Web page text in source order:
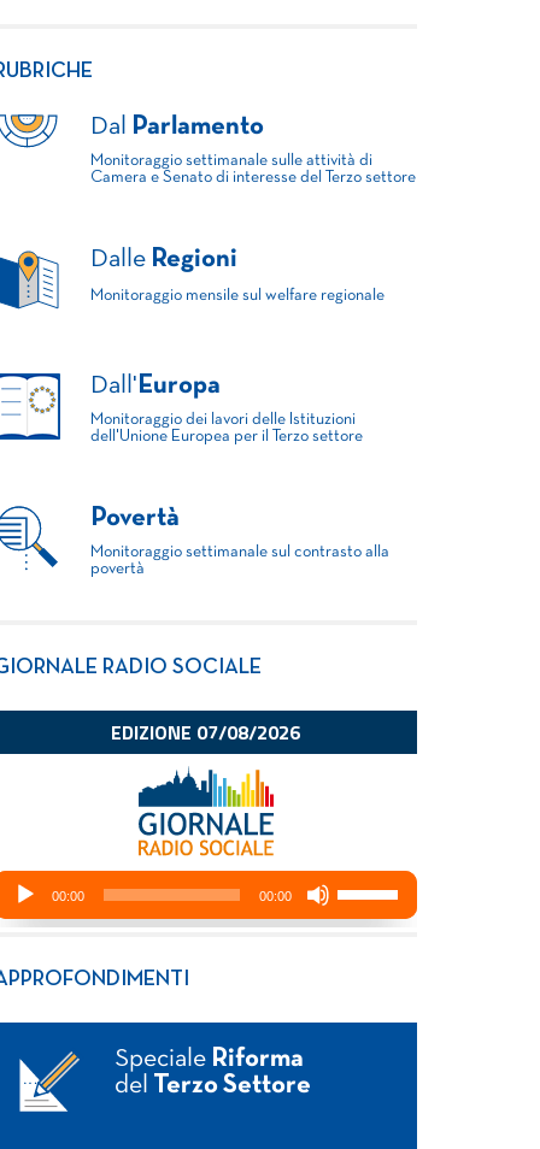
Dal Parlamento
Monitoraggio settimanale sulle attività di
Camera e Senato di interesse del Terzo settore
Dalle Regioni
Monitoraggio mensile sul welfare regionale
Dall' Europa
Monitoraggio dei lavori delle Istituzioni
dell'Unione Europea per il Terzo settore
Povertà
Monitoraggio settimanale sul contrasto alla
povertà
RADIO SOCIALE
Speciale Riforma
del
Terzo Settore